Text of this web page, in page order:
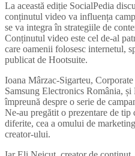
La această ediție SocialPedia
conținutul video va influența
se va integra în strategiile de
Conținutul video este cel de-al
care oamenii folosesc internetul,
publicat de Hootsuite.
Ioana Mârzac-Sigarteu,
Samsung Electronics România,
împreună despre o serie de
Ne-au pregătit o prezentare de tip
diferite, cea a omului de
creator-ului.